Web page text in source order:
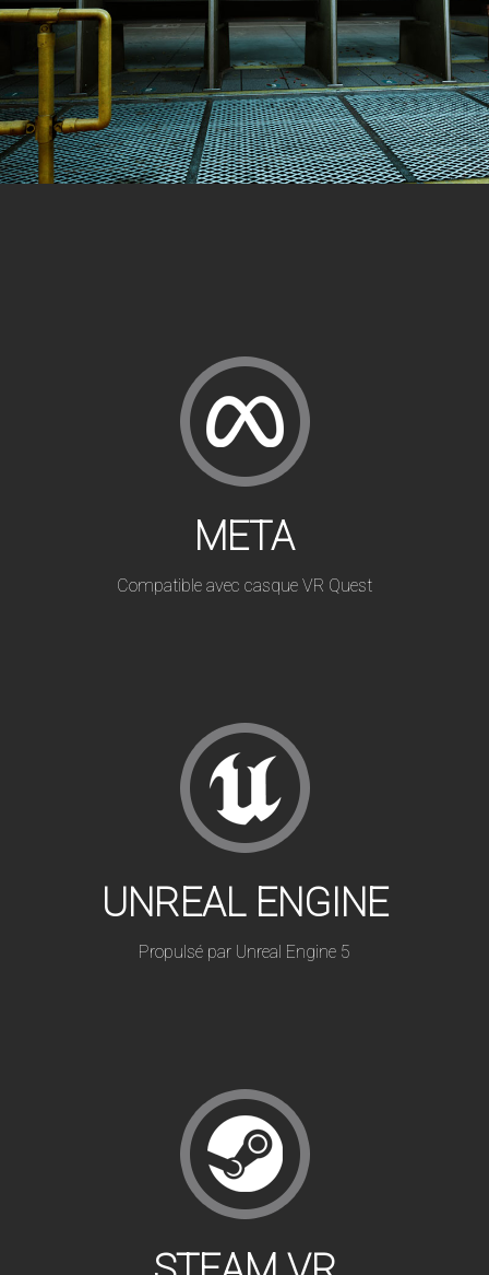
META
Compatible avec casque VR Quest
UNREAL ENGINE
Propulsé par Unreal Engine 5